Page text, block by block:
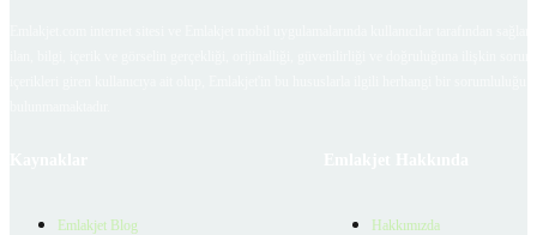
Emlakjet Blog Hakkımızda